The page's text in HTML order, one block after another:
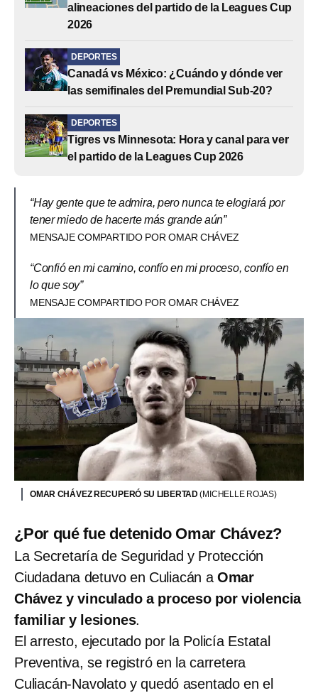
alineaciones del partido de la Leagues Cup
2026
DEPORTES
Canadá vs México: ¿Cuándo y dónde ver
las semifinales del Premundial Sub-20?
DEPORTES
Tigres vs Minnesota: Hora y canal para ver
el partido de la Leagues Cup 2026
“Hay gente que te admira, pero nunca te elogiará por
tener miedo de hacerte más grande aún”
MENSAJE COMPARTIDO POR OMAR CHÁVEZ
“Confió en mi camino, confío en mi proceso, confío en
lo que soy”
MENSAJE COMPARTIDO POR OMAR CHÁVEZ
OMAR CHÁVEZ RECUPERÓ SU LIBERTAD(MICHELLE ROJAS)
¿Por qué fue detenido Omar Chávez?
La Secretaría de Seguridad y Protección
Ciudadana detuvo en Culiacán aOmar
Chávez y vinculado a proceso por violencia
familiar y lesiones.
El arresto, ejecutado por la Policía Estatal
Preventiva, se registró en la carretera
Culiacán-Navolato y quedó asentado en el